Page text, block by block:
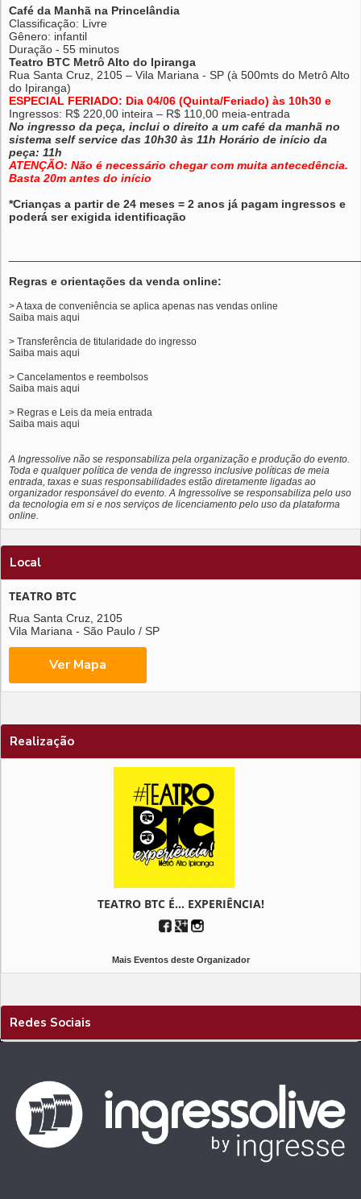
Café da Manhã na Princelândia
Classificação: Livre
Gênero: infantil
Duração - 55 minutos
Teatro BTC Metrô Alto do Ipiranga
Rua Santa Cruz, 2105 – Vila Mariana - SP (à 500mts do Metrô Alto
do Ipiranga)
ESPECIAL FERIADO: Dia 04/06 (Quinta/Feriado) às 10h30 e
Ingressos: R$ 220,00 inteira – R$ 110,00 meia-entrada
No ingresso da peça, inclui o direito a um café da manhã no
sistema self service das 10h30 às 11h Horário de início da
peça: 11h
ATENÇÃO: Não é necessário chegar com muita antecedência.
Basta 20m antes do início
*Crianças a partir de 24 meses = 2 anos já pagam ingressos e
poderá ser exigida identificação
Regras e orientações da venda online:
> A taxa de conveniência se aplica apenas nas vendas online
Saiba mais aqui
> Transferência de titularidade do ingresso
Saiba mais aqui
> Cancelamentos e reembolsos
Saiba mais aqui
> Regras e Leis da meia entrada
Saiba mais aqui
A Ingressolive não se responsabiliza pela organização e produção do evento.
Toda e qualquer política de venda de ingresso inclusive políticas de meia
entrada, taxas e suas responsabilidades estão diretamente ligadas ao
organizador responsável do evento. A Ingressolive se responsabiliza pelo uso
da tecnologia em si e nos serviços de licenciamento pelo uso da plataforma
online.
Local
TEATRO BTC
Rua Santa Cruz, 2105
Vila Mariana - São Paulo / SP
Realização
TEATRO BTC É... EXPERIÊNCIA!
Mais Eventos deste Organizador
Redes Sociais